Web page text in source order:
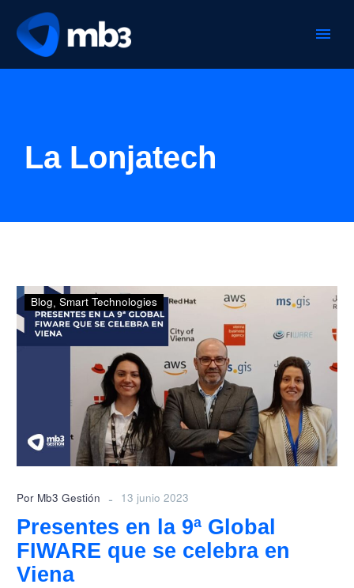
La Lonjatech
Presentes
la
Global
FIWARE
que
se
celebra
en
Viena
Blog Smart Technologies
Por Mb3 Gestión - 13 junio 2023
Presentes en la 9ª Global
FIWARE que se celebra en
Viena